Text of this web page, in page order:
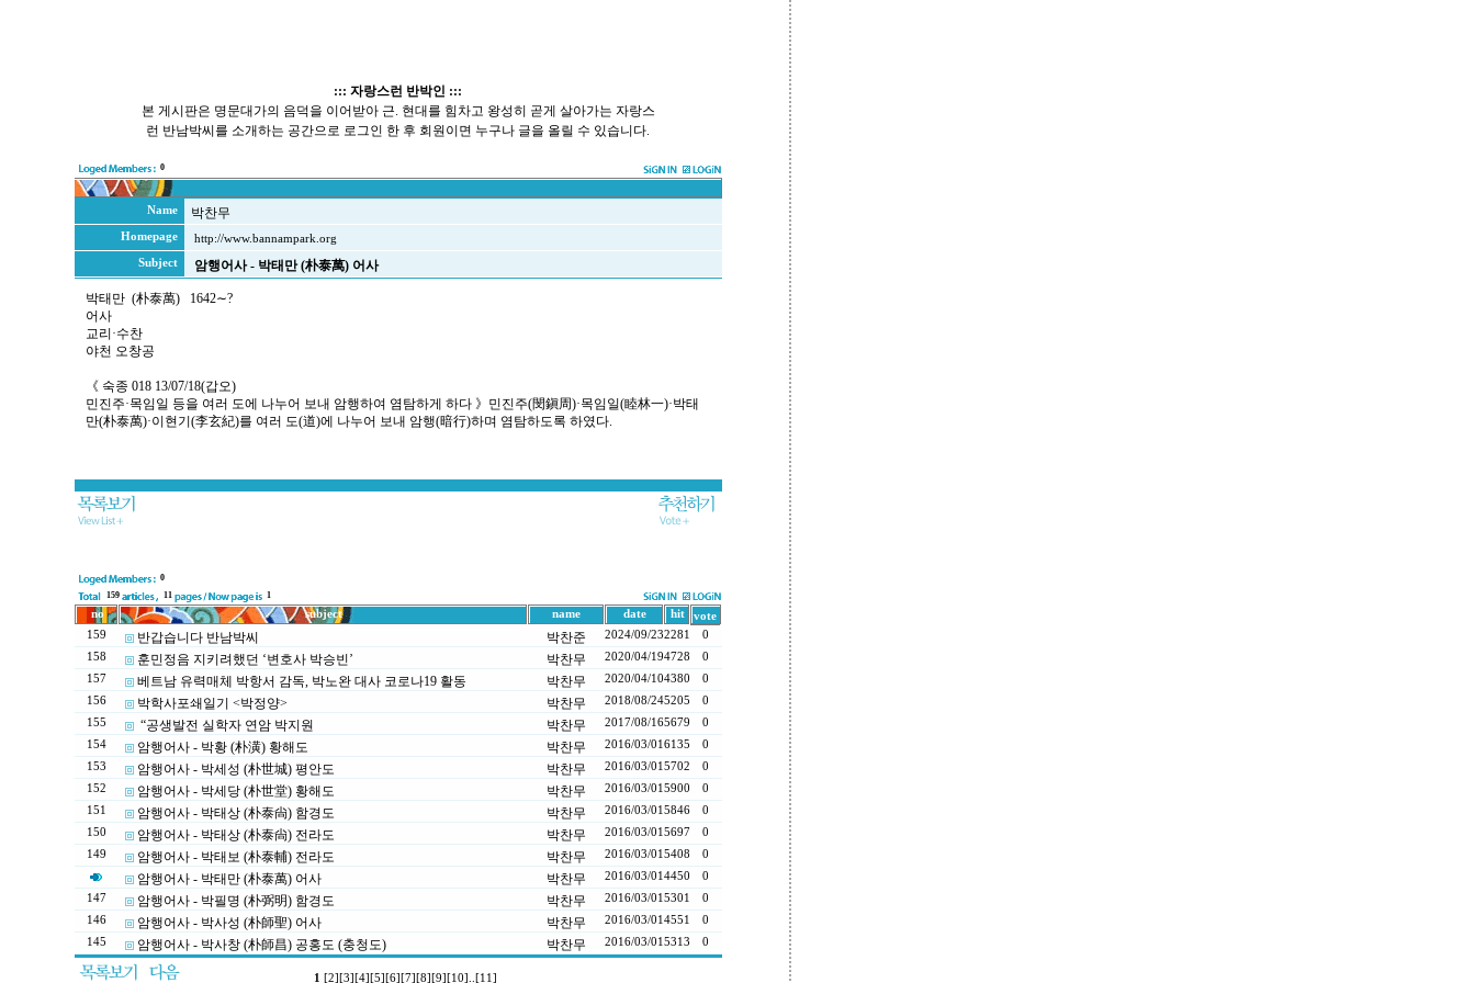
::: 자랑스런 반박인 :::
본 게시판은 명문대가의 음덕을 이어받아 근. 현대를 힘차고 왕성히 곧게 살아가는 자랑스
런 반남박씨를 소개하는 공간으로 로그인 한 후 회원이면 누구나 글을 올릴 수 있습니다.
0
Name 박찬무
Homepage
http://www.bannampark.org
Subject
암행어사 - 박태만 (朴泰萬) 어사
박태만 (朴泰萬) 1642∼?
어사
교리·수찬
야천 오창공
《 숙종 018 13/07/18(갑오)
민진주·목임일 등을 여러 도에 나누어 보내 암행하여 염탐하게 하다 》민진주(閔鎭周)·목임일(睦林一)·박태
만(朴泰萬)·이현기(李玄紀)를 여러 도(道)에 나누어 보내 암행(暗行)하며 염탐하도록 하였다.
0
159
11 1
no subject name date hit
vote
159
반갑습니다 반남박씨 박찬준 2024/09/232281
0
158
훈민정음 지키려했던 ‘변호사 박승빈’ 박찬무 2020/04/194728
0
157
베트남 유력매체 박항서 감독, 박노완 대사 코로나19 활동 박찬무 2020/04/104380
0
156
박학사포쇄일기 <박정양> 박찬무 2018/08/245205
0
155
“공생발전 실학자 연암 박지원 박찬무 2017/08/165679
0
154
암행어사 - 박황 (朴潢) 황해도 박찬무 2016/03/01 6135
0
153
암행어사 - 박세성 (朴世城) 평안도 박찬무 2016/03/01 5702
0
152
암행어사 - 박세당 (朴世堂) 황해도 박찬무 2016/03/01 5900
0
151
암행어사 - 박태상 (朴泰尙) 함경도 박찬무 2016/03/01 5846
0
150
암행어사 - 박태상 (朴泰尙) 전라도 박찬무 2016/03/01 5697
0
149
암행어사 - 박태보 (朴泰輔) 전라도 박찬무 2016/03/01 5408 0
암행어사 - 박태만 (朴泰萬) 어사 박찬무 2016/03/01 4450
0
147
암행어사 - 박필명 (朴弼明) 함경도 박찬무 2016/03/01 5301
0
146
암행어사 - 박사성 (朴師聖) 어사 박찬무 2016/03/01 4551
0
145
암행어사 - 박사창 (朴師昌) 공홍도 (충청도) 박찬무 2016/03/01 5313 0
1 [2] [3] [4] [5] [6] [7] [8] [9] [10] [11]